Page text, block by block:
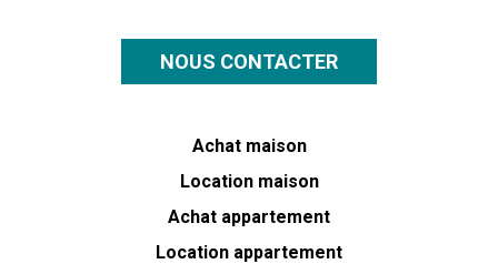
NOUS CONTACTER
Achat maison
Location maison
Achat appartement
Location appartement